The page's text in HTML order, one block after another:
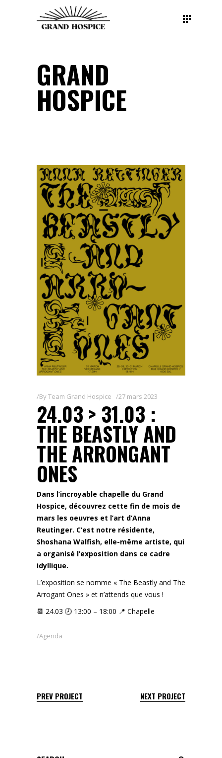
GRAND
HOSPICE
ByTeam Grand Hospice 27 mars 2023
24.03 > 31.03 :
THE BEASTLY AND
THE ARRONGANT
ONES
Dans l’incroyable chapelle du Grand
Hospice, découvrez cette fin de mois de
mars les oeuvres et l’art d’Anna
Reutinger. C’est notre résidente,
Shoshana Walfish, elle-même artiste, qui
a organisé l’exposition dans ce cadre
idyllique.
L’exposition se nomme « The Beastly and The
Arrogant Ones » et n’attends que vous !
📆 24.03 🕗 13:00 – 18:00 📍 Chapelle
Agenda
PREV PROJECT NEXT PROJECT